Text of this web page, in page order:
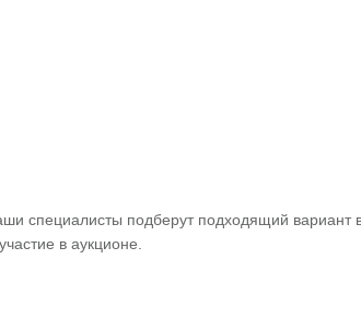
специалисты подберут подходящий вариант
в аукционе.